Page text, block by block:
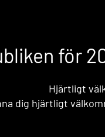
för
Hjärtligt
dig hjärtligt